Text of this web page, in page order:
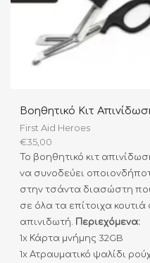
Βοηθητικό Κιτ
First Aid Heroes
€35,00
Το βοηθητικό κιτ
να συνοδεύει
στην τσάντα διασώστη
σε όλα τα επίτοιχα κουτιά
απινιδωτή. Περιεχόμενα:
1x Κάρτα μνήμης 32GB
1x Ατραυματικό ψαλίδι